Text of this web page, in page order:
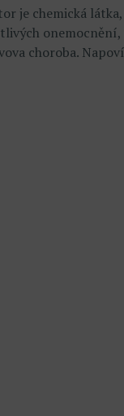
je chemická látka,
onemocnění,
choroba.